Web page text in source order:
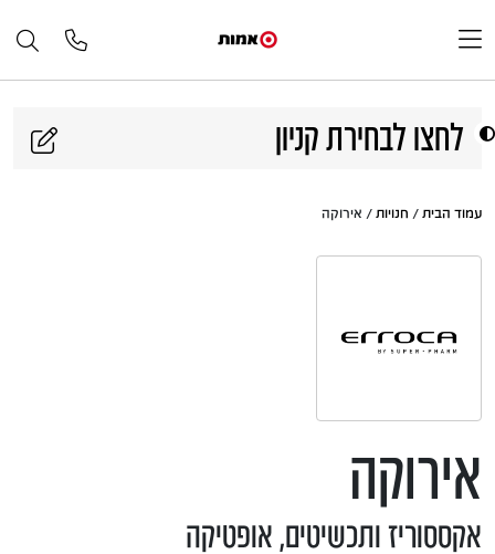
לחצו לבחירת קניון
עמוד הבית / חנויות / אירוקה
אירוקה
אקססוריז ותכשיטים, אופטיקה